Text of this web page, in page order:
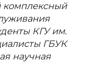
комплексный
КГУ им.
ГБУК
научная